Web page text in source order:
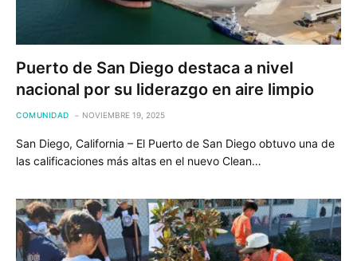
Puerto de San Diego destaca a nivel
nacional por su liderazgo en aire limpio
COMUNIDAD NOVIEMBRE 19, 2025
San Diego, California – El Puerto de San Diego obtuvo una de
las calificaciones más altas en el nuevo Clean…